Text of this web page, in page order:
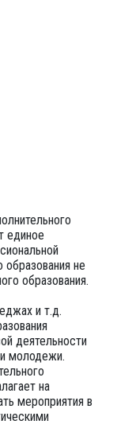
единое
образования не
образования.
и т.д.
деятельности
молодежи.
на
мероприятия в